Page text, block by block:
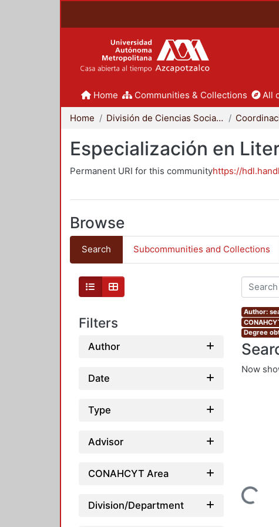
Home Communities & Collections All
Home División de Ciencias Sociales y Humanidades
Especialización en
Permanent URI for this communityhttps://
Browse
Search Subcommunities and Collections
Filters
Author
Date
Type
Advisor
CONAHCYT Area
Division/Department
Author:
Degree
Now
Loading...